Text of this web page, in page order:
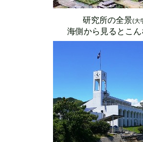
研究所の全景(大
海側から見るとこ